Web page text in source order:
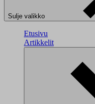
Sulje valikko
Etusivu
Artikkelit